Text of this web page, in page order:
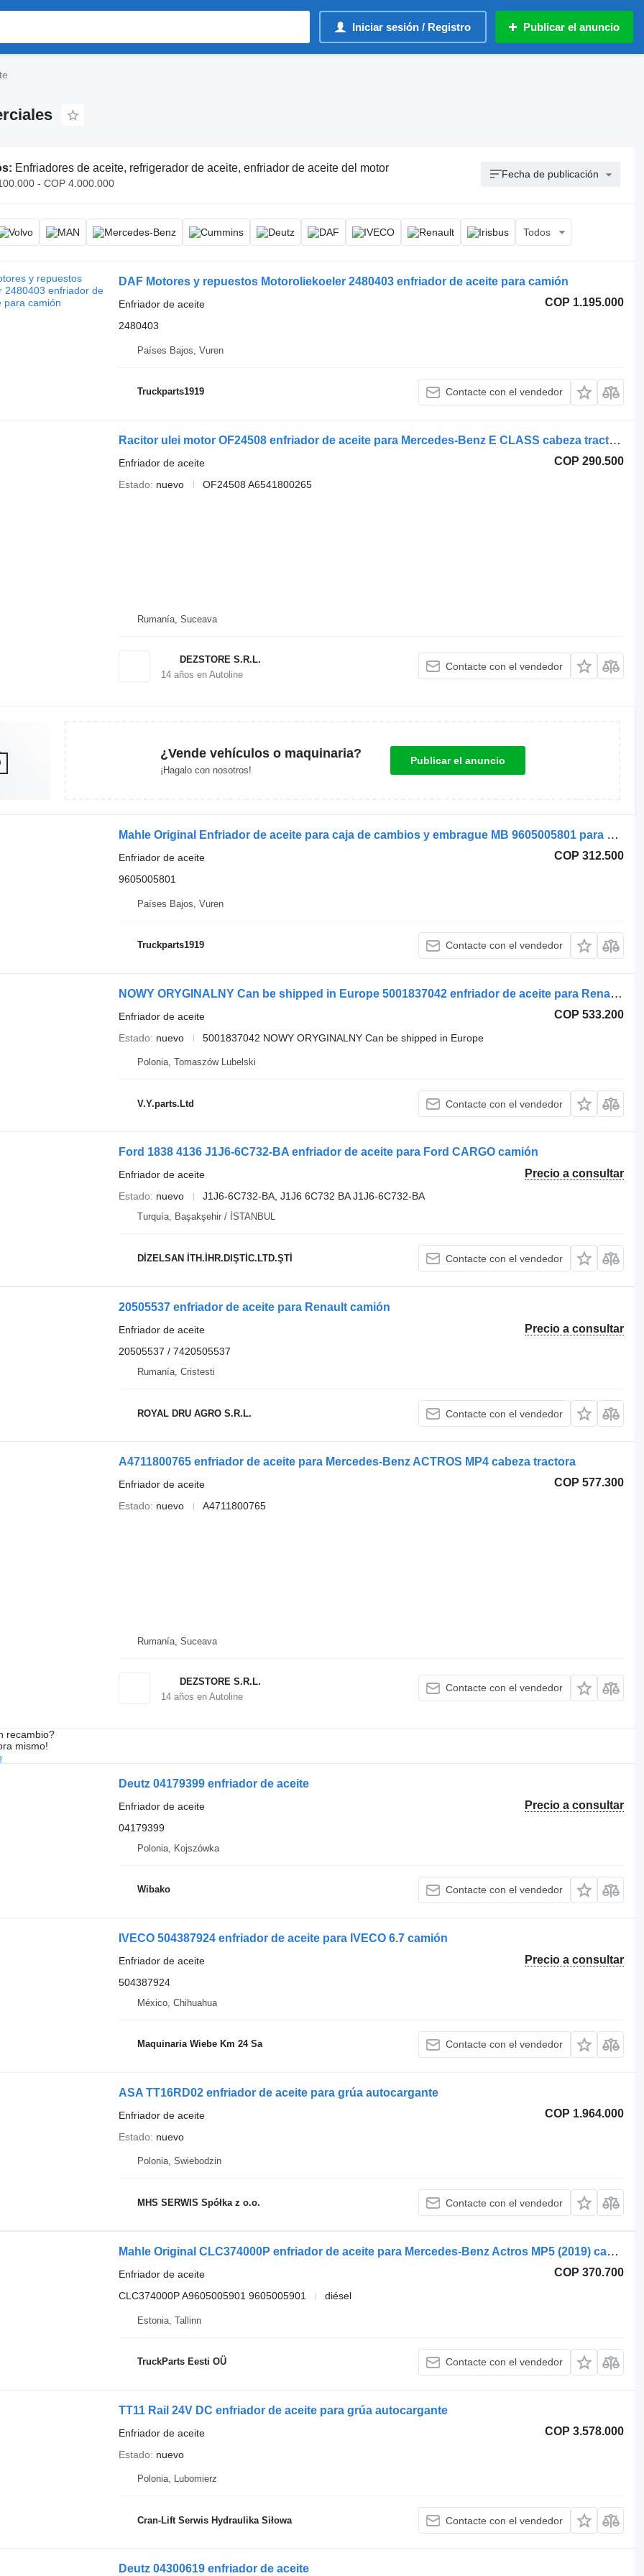
Iniciar sesión / Registro Publicar el anuncio
Enfriadores de aceite, refrigerador de aceite, enfriador de aceite del motor
- COP 4.000.000
Fecha de publicación
Todos
DAF Motores y repuestos Motoroliekoeler 2480403 enfriador de aceite para camión
COP 1.195.000
Enfriador de aceite
2480403
Países Bajos, Vuren
Truckparts1919 Contacte con el vendedor
Racitor ulei motor OF24508 enfriador de aceite para Mercedes-Benz E CLASS cabeza tractora
COP 290.500
Enfriador de aceite
Estado
nuevo OF24508 A6541800265
Rumanía, Suceava
DEZSTORE S.R.L.
14años en Autoline
Contacte con el vendedor
¿Vende vehículos o maquinaria?
¡Hagalo con nosotros!
Publicar el anuncio
Mahle Original Enfriador de aceite para caja de cambios y embrague MB 9605005801 para camión
COP 312.500
Enfriador de aceite
9605005801
Países Bajos, Vuren
Truckparts1919 Contacte con el vendedor
NOWY ORYGINALNY Can be shipped in Europe 5001837042 enfriador de aceite para Renault FR1 Iliade, Euroclass, Irisbus autobús
COP 533.200
Enfriador de aceite
Estado
nuevo 5001837042 NOWY ORYGINALNY Can be shipped in Europe
Polonia, Tomaszów Lubelski
V.Y.parts.Ltd Contacte con el vendedor
Ford 1838 4136 J1J6-6C732-BA enfriador de aceite para Ford CARGO camión
Precio a consultar
Enfriador de aceite
Estado
nuevo J1J6-6C732-BA, J1J6 6C732 BA J1J6-6C732-BA
Turquía, Başakşehir / İSTANBUL
DİZELSAN İTH.İHR.DIŞTİC.LTD.ŞTİ Contacte con el vendedor
20505537 enfriador de aceite para Renault camión
Precio a consultar
Enfriador de aceite
20505537 / 7420505537
Rumanía, Cristesti
ROYAL DRU AGRO S.R.L. Contacte con el vendedor
A4711800765 enfriador de aceite para Mercedes-Benz ACTROS MP4 cabeza tractora
COP 577.300
Enfriador de aceite
Estado
nuevo A4711800765
Rumanía, Suceava
DEZSTORE S.R.L.
14años en Autoline
Contacte con el vendedor
recambio?
mismo!
Deutz 04179399 enfriador de aceite
Precio a consultar
Enfriador de aceite
04179399
Polonia, Kojszówka
Wibako Contacte con el vendedor
IVECO 504387924 enfriador de aceite para IVECO 6.7 camión
Precio a consultar
Enfriador de aceite
504387924
México, Chihuahua
Maquinaria Wiebe Km 24 Sa Contacte con el vendedor
ASA TT16RD02 enfriador de aceite para grúa autocargante
COP 1.964.000
Enfriador de aceite
Estado
nuevo
Polonia, Swiebodzin
MHS SERWIS Spółka z o.o. Contacte con el vendedor
Mahle Original CLC374000P enfriador de aceite para Mercedes-Benz Actros MP5 (2019) cabeza tractora
COP 370.700
Enfriador de aceite
CLC374000P A9605005901 9605005901
diésel
Estonia, Tallinn
TruckParts Eesti OÜ Contacte con el vendedor
TT11 Rail 24V DC enfriador de aceite para grúa autocargante
COP 3.578.000
Enfriador de aceite
Estado
nuevo
Polonia, Lubomierz
Cran-Lift Serwis Hydraulika Siłowa Contacte con el vendedor
Deutz 04300619 enfriador de aceite